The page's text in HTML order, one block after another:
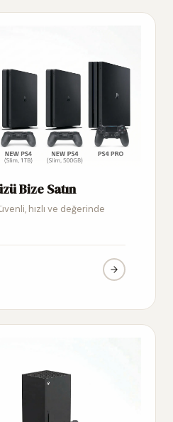
Bize Satın
hızlı ve değerinde